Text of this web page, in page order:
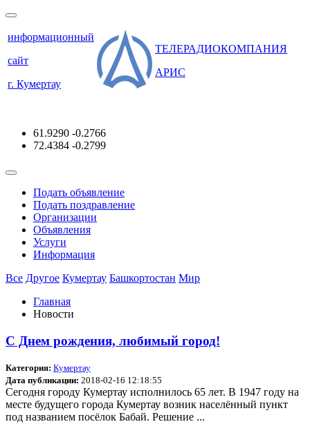
информационный
сайт
г. Кумертау
ТЕЛЕРАДИОКОМПАНИЯ
АРИС
61.9290 -0.2766
72.4384 -0.2799
Подать объявление
Подать поздравление
Организации
Объявления
Услуги
Информация
Все Другое Кумертау Башкортостан Мир
Главная
Новости
С Днем рождения, любимый город!
Категория: Кумертау
Дата публикации: 2018-02-16 12:18:55
Сегодня городу Кумертау исполнилось 65 лет. В 1947 году на
месте будущего города Кумертау возник населённый пункт
под названием посёлок Бабай. Решение ...